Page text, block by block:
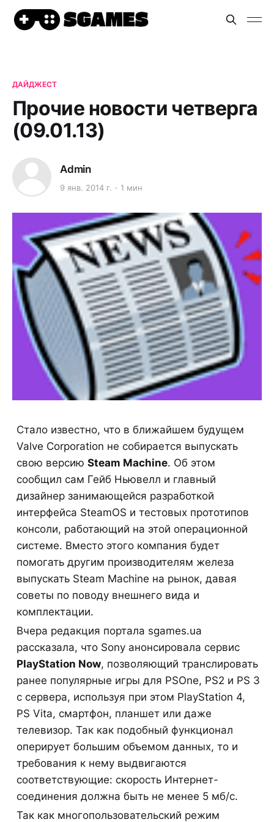
ДАЙДЖЕСТ
Прочие новости четверга
(09.01.13)
Admin
9 янв. 2014 г. 1 мин
Стало известно, что в ближайшем будущем
Valve Corporation не собирается выпускать
свою версию Steam Machine. Об этом
сообщил сам Гейб Ньювелл и главный
дизайнер занимающейся разработкой
интерфейса SteamOS и тестовых прототипов
консоли, работающий на этой операционной
системе. Вместо этого компания будет
помогать другим производителям железа
выпускать Steam Machine на рынок, давая
советы по поводу внешнего вида и
комплектации.
Вчера редакция портала sgames.ua
рассказала, что Sony анонсировала сервис
PlayStation Now, позволяющий транслировать
ранее популярные игры для PSOne, PS2 и PS 3
с сервера, используя при этом PlayStation 4,
PS Vita, смартфон, планшет или даже
телевизор. Так как подобный функционал
оперирует большим объемом данных, то и
требования к нему выдвигаются
соответствующие: скорость Интернет-
соединения должна быть не менее 5 мб/с.
Так как многопользовательский режим